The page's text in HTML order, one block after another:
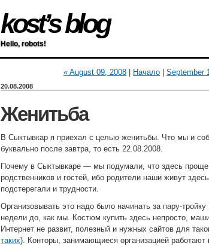
kost’s blog
Hello, robots!
« August 09, 2008 Начало September
20.08.2008
Женитьба
В Сыктывкар я приехал с целью женитьбы. Что мы и
буквально после завтра, то есть 22.08.2008.
Почему в Сыктывкаре — мы подумали, что здесь проще
родственников и гостей, ибо родители наши живут
подстерегали и трудности.
Организовывать это надо было начинать за пару-
недели до, как мы. Костюм купить здесь непросто,
Интернет не развит, полезный и нужных сайтов для
таких). Конторы, занимающиеся организацией работают